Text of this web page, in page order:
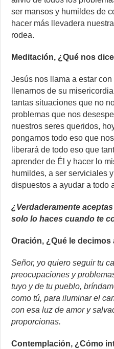
ser mansos y humildes de
hacer más llevadera
rodea.
Meditación, ¿Qué nos
Jesús nos llama a estar
llenarnos de su
tantas situaciones que no
problemas que nos
nuestros seres queridos,
pongamos todo eso que
liberará de todo eso que
aprender de Él y hacer lo
humildes, a ser serviciales
dispuestos a ayudar a todo
¿Verdaderamente
solo lo haces cuando te
Oración, ¿Qué le decimos
Señor, yo quiero seguir tu
preocupaciones y
tuyo y de tu pueblo,
como tú, para iluminar el
con esa luz de amor y
proporcionas.
Contemplación, ¿Cómo